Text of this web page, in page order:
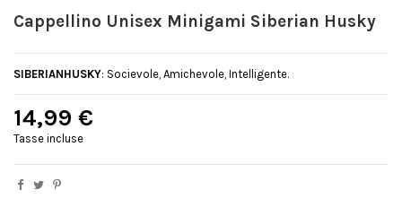
Cappellino Unisex Minigami Siberian Husky
SIBERIANHUSKY: Socievole, Amichevole, Intelligente.
14,99 €
Tasse incluse